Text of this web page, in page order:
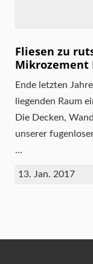
Fliesen zu
Mikrozement
Ende letzten
liegenden Raum
Die Decken,
unserer
...
13. Jan. 2017